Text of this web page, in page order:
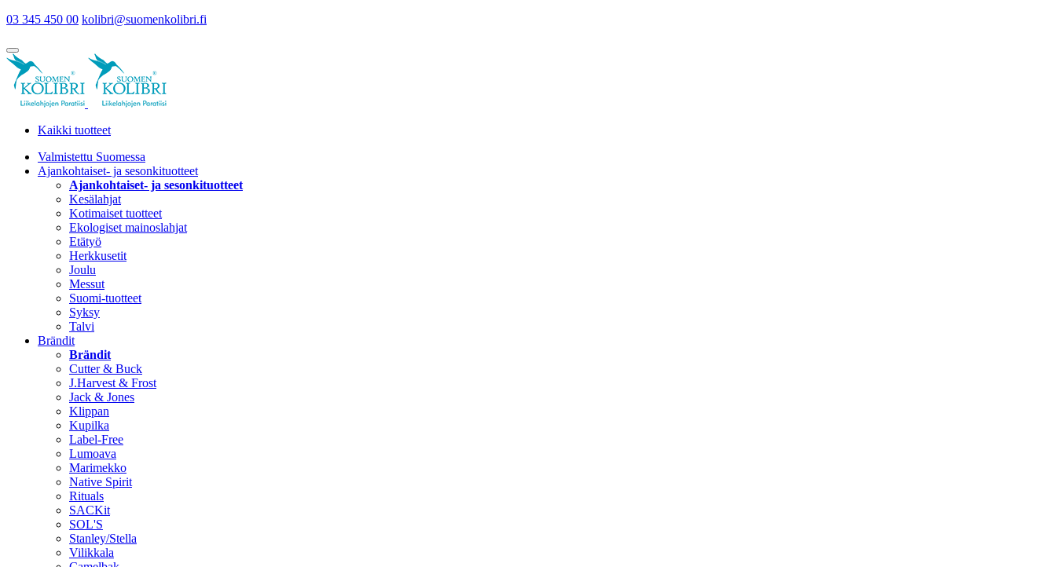
03 345 450 00 kolibri@suomenkolibri.fi
Kaikki tuotteet
Valmistettu Suomessa
Ajankohtaiset- ja sesonkituotteet
Ajankohtaiset- ja sesonkituotteet
Kesälahjat
Kotimaiset tuotteet
Ekologiset mainoslahjat
Etätyö
Herkkusetit
Joulu
Messut
Suomi-tuotteet
Syksy
Talvi
Brändit
Brändit
Cutter & Buck
J.Harvest & Frost
Jack & Jones
Klippan
Kupilka
Label-Free
Lumoava
Marimekko
Native Spirit
Rituals
SACKit
SOL'S
Stanley/Stella
Vilikkala